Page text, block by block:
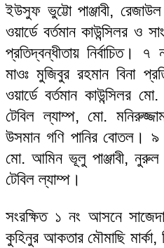
ইউসুফ ভুট্টো পাঞ্জাবী,
ওয়ার্ডে বর্তমান কাউন্সিলর ও
প্রতিদ্বন্ধীতায় নির্বাচিত। ৭
মাওঃ মুজিবুর রহমান বিনা
ওয়ার্ডে বর্তমান কাউন্সিলর
টেবিল ল্যাম্প, মো.
উসমান গণি পানির বোতল। ৯
মো. আমিন ভূলু পাঞ্জাবী,
টেবিল ল্যাম্প।
সংরক্ষিত ১ নং আসনে
কুহিনুর আকতার মৌমাছি